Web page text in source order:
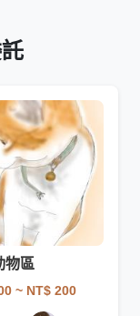
物區
~ NT$ 200